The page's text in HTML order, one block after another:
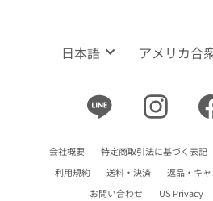
言
日本語
通
アメリカ合
Instagram
会社概要 特定商取引法に基づく表記
利用規約
送料・決済 返品・キ
お問い合わせ
US Privacy